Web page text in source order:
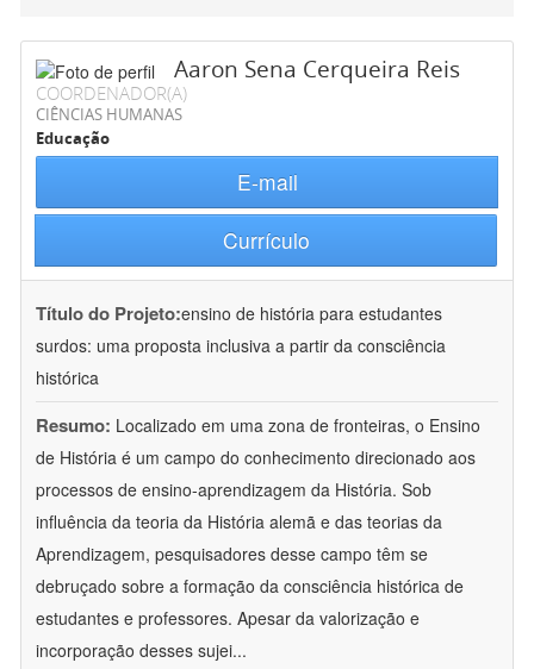
Aaron Sena Cerqueira Reis
COORDENADOR(A)
CIÊNCIAS HUMANAS
Educação
E-mail
Currículo
Título do Projeto:ensino de história para estudantes
surdos: uma proposta inclusiva a partir da consciência
histórica
Resumo: Localizado em uma zona de fronteiras, o Ensino
de História é um campo do conhecimento direcionado aos
processos de ensino-aprendizagem da História. Sob
influência da teoria da História alemã e das teorias da
Aprendizagem, pesquisadores desse campo têm se
debruçado sobre a formação da consciência histórica de
estudantes e professores. Apesar da valorização e
incorporação desses sujei...